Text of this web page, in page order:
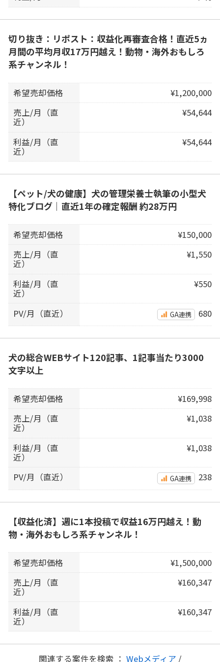
切り抜き：リポスト：収益化再審査合格！直近5ヵ
月間の平均月収17万円越え！動物・海外おもしろ
系チャンネル！
希望売却価格
¥1,200,000
売上/月（直
近）
¥54,644
利益/月（直
近）
¥54,644
【ペット/犬の健康】犬の管理栄養士執筆の小型犬
特化ブログ｜直近1年の確定報酬 約28万円
希望売却価格
¥150,000
売上/月（直
近）
¥1,550
利益/月（直
近）
¥550
PV/月（直近） GA連携 680
犬の総合WEBサイト120記事、1記事当たり3000
文字以上
希望売却価格
¥169,998
売上/月（直
近）
¥1,038
利益/月（直
近）
¥1,038
PV/月（直近） GA連携 238
【収益化済】週に1本投稿で収益16万円越え！動
物・海外おもしろ系チャンネル！
希望売却価格
¥1,500,000
売上/月（直
近）
¥160,347
利益/月（直
近）
¥160,347
関連する案件を検索 ： Webメディア /